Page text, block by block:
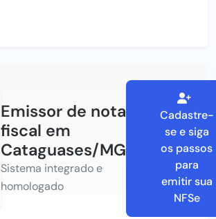
Emissor de nota
fiscal em
Cataguases/MG
Sistema integrado e
homologado
Cadastre-
se e siga
os passos
para
emitir sua
NFSe